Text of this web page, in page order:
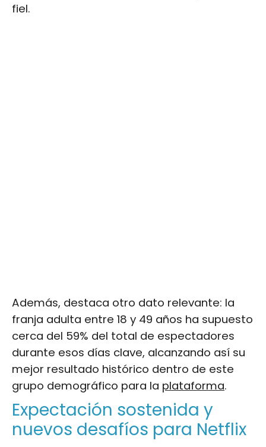
fiel.
Además, destaca otro dato relevante: la
franja adulta entre 18 y 49 años ha supuesto
cerca del 59% del total de espectadores
durante esos días clave, alcanzando así su
mejor resultado histórico dentro de este
grupo demográfico para la plataforma.
Expectación sostenida y
nuevos desafíos para Netflix